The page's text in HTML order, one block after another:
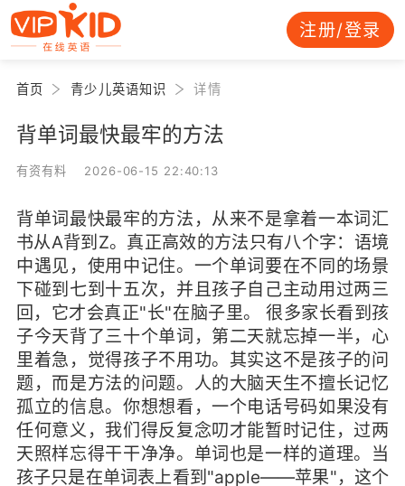
注册/登录
首页 青少儿英语知识 详情
背单词最快最牢的方法
有资有料 2026-06-15 22:40:13
背单词最快最牢的方法，从来不是拿着一本词汇
书从A背到Z。真正高效的方法只有八个字：语境
中遇见，使用中记住。一个单词要在不同的场景
下碰到七到十五次，并且孩子自己主动用过两三
回，它才会真正"长"在脑子里。 很多家长看到孩
子今天背了三十个单词，第二天就忘掉一半，心
里着急，觉得孩子不用功。其实这不是孩子的问
题，而是方法的问题。人的大脑天生不擅长记忆
孤立的信息。你想想看，一个电话号码如果没有
任何意义，我们得反复念叨才能暂时记住，过两
天照样忘得干干净净。单词也是一样的道理。当
孩子只是在单词表上看到"apple——苹果"，这个